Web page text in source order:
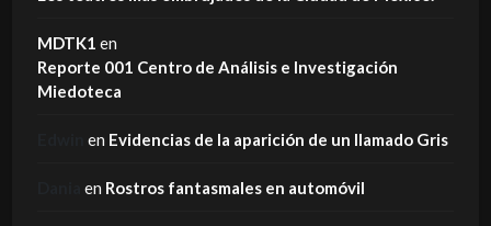
MDTK1 en
Reporte 001 Centro de Análisis e Investigación
Miedoteca
en Evidencias de la aparición de un llamado Gris
en Rostros fantasmales en automóvil